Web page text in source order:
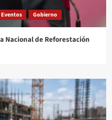
Eventos Gobierno
Nacional de Reforestación